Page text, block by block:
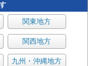
関東地方
関西地方
九州・沖縄地方